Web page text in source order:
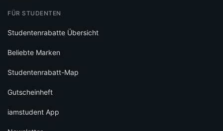
FÜR STUDENTEN
Studentenrabatte Übersicht
Beliebte Marken
Studentenrabatt-Map
Gutscheinheft
iamstudent App